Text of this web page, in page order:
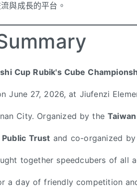
與成長的平台。
Cup Rubik's Cube
June 27, 2026, at Jiufenzi
City. Organized by the
Trust and co-organized
together speedcubers of all
a day of friendly competition